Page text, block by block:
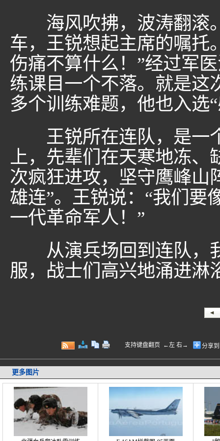
海风吹拂，波涛翻滚
车，王锐想起主席的嘱托
伤痛不算什么！”经过军
练课目一个不落。就是这
多个训练难题，他也入选
王锐所在连队，是一
上，先辈们在天寒地冻、
次疯狂进攻，坚守鹰峰山
雄连”。王锐说：“我们要
一代革命军人！”
从演兵场回到连队，
服，战士们高兴地涌进淋
支持键盘翻页 ←左 右→ 分享
更多图片